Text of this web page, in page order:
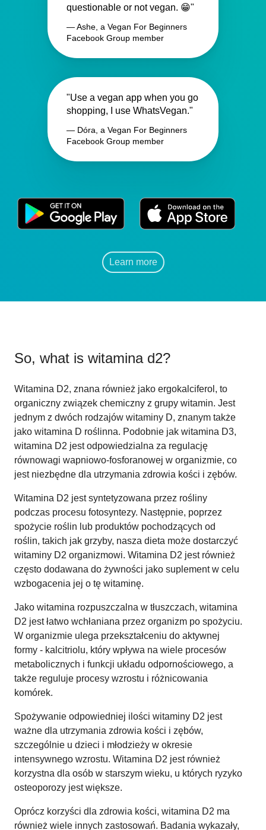
questionable or not vegan. 😁"
— Ashe, a Vegan For Beginners
Facebook Group member
"Use a vegan app when you go
shopping, I use WhatsVegan."
— Dóra, a Vegan For Beginners
Facebook Group member
Learn more
So, what is witamina d2?
Witamina D2, znana również jako ergokalciferol, to
organiczny związek chemiczny z grupy witamin. Jest
jednym z dwóch rodzajów witaminy D, znanym także
jako witamina D roślinna. Podobnie jak witamina D3,
witamina D2 jest odpowiedzialna za regulację
równowagi wapniowo-fosforanowej w organizmie, co
jest niezbędne dla utrzymania zdrowia kości i zębów.
Witamina D2 jest syntetyzowana przez rośliny
podczas procesu fotosyntezy. Następnie, poprzez
spożycie roślin lub produktów pochodzących od
roślin, takich jak grzyby, nasza dieta może dostarczyć
witaminy D2 organizmowi. Witamina D2 jest również
często dodawana do żywności jako suplement w celu
wzbogacenia jej o tę witaminę.
Jako witamina rozpuszczalna w tłuszczach, witamina
D2 jest łatwo wchłaniana przez organizm po spożyciu.
W organizmie ulega przekształceniu do aktywnej
formy - kalcitriolu, który wpływa na wiele procesów
metabolicznych i funkcji układu odpornościowego, a
także reguluje procesy wzrostu i różnicowania
komórek.
Spożywanie odpowiedniej ilości witaminy D2 jest
ważne dla utrzymania zdrowia kości i zębów,
szczególnie u dzieci i młodzieży w okresie
intensywnego wzrostu. Witamina D2 jest również
korzystna dla osób w starszym wieku, u których ryzyko
osteoporozy jest większe.
Oprócz korzyści dla zdrowia kości, witamina D2 ma
również wiele innych zastosowań. Badania wykazały,